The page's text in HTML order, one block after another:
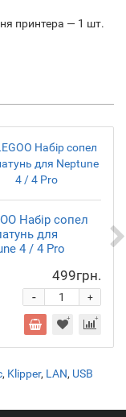
принтера — 1 шт.
Набір сопел
для
4 / 4 Pro
499грн.
+
-
, Klipper, LAN, USB